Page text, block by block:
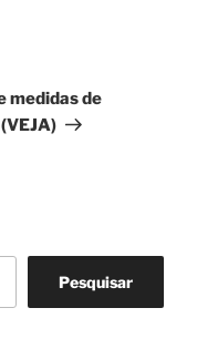
medidas de
Pesquisar